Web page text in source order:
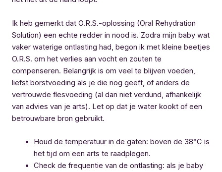
Ik heb gemerkt dat O.R.S.-oplossing (Oral Rehydration
Solution) een echte redder in nood is. Zodra mijn baby wat
vaker waterige ontlasting had, begon ik met kleine beetjes
O.R.S. om het verlies aan vocht en zouten te
compenseren. Belangrijk is om veel te blijven voeden,
liefst borstvoeding als je die nog geeft, of anders de
vertrouwde flesvoeding (al dan niet verdund, afhankelijk
van advies van je arts). Let op dat je water kookt of een
betrouwbare bron gebruikt.
Houd de temperatuur in de gaten: boven de 38°C is
het tijd om een arts te raadplegen.
Check de frequentie van de ontlasting: als je baby